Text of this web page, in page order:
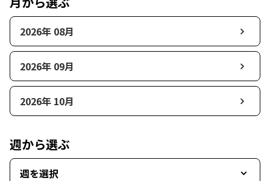
2026年 08月
2026年 09月
2026年 10月
週から選ぶ
週を選択